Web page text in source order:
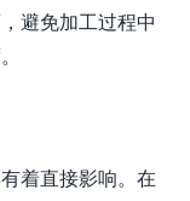
避免加工过程中
着直接影响。在